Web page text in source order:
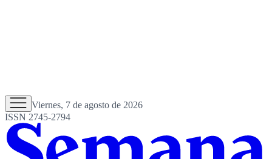
Viernes, 7 de agosto de 2026
ISSN 2745-2794